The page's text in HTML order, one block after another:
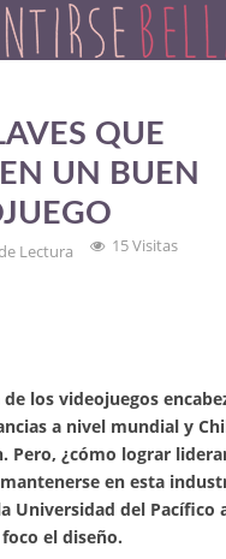
QUE
UN BUEN
Lectura 15 Visitas
los videojuegos
a nivel mundial y
Pero, ¿cómo lograr
en esta
Universidad del Pacífico
el diseño.